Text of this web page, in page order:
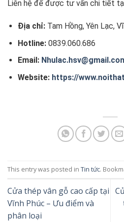
Liên hệ để được tư vấn chi tiết
Địa chỉ:Tam Hồng, Yên Lạc,
Hotline:0839.060.686
Email:
Website: https://
This entry was posted in Tin tức.
Cửa thép vân gỗ cao cấp tại
Vĩnh Phúc – Ưu điểm và
phân loại